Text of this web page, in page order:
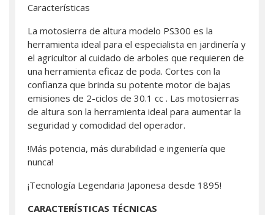
Características
La motosierra de altura modelo PS300 es la
herramienta ideal para el especialista en jardinería y
el agricultor al cuidado de arboles que requieren de
una herramienta eficaz de poda. Cortes con la
confianza que brinda su potente motor de bajas
emisiones de 2-ciclos de 30.1 cc . Las motosierras
de altura son la herramienta ideal para aumentar la
seguridad y comodidad del operador.
!Más potencia, más durabilidad e ingeniería que
nunca!
¡Tecnología Legendaria Japonesa desde 1895!
CARACTERÍSTICAS TÉCNICAS